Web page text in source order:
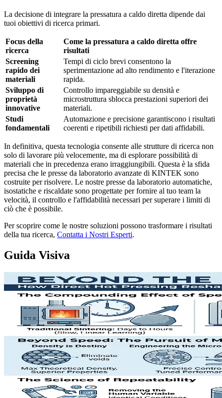
La decisione di integrare la pressatura a caldo diretta dipende dai
tuoi obiettivi di ricerca primari.
Focus della
ricerca
Come la pressatura a caldo diretta offre
risultati
Screening
rapido dei
materiali
Tempi di ciclo brevi consentono la
sperimentazione ad alto rendimento e l'iterazione
rapida.
Sviluppo di
proprietà
innovative
Controllo impareggiabile su densità e
microstruttura sblocca prestazioni superiori dei
materiali.
Studi
fondamentali
Automazione e precisione garantiscono i risultati
coerenti e ripetibili richiesti per dati affidabili.
In definitiva, questa tecnologia consente alle strutture di ricerca non
solo di lavorare più velocemente, ma di esplorare possibilità di
materiali che in precedenza erano irraggiungibili. Questa è la sfida
precisa che le presse da laboratorio avanzate di KINTEK sono
costruite per risolvere. Le nostre presse da laboratorio automatiche,
isostatiche e riscaldate sono progettate per fornire al tuo team la
velocità, il controllo e l'affidabilità necessari per superare i limiti di
ciò che è possibile.
Per scoprire come le nostre soluzioni possono trasformare i risultati
della tua ricerca, Contatta i Nostri Esperti.
Guida Visiva